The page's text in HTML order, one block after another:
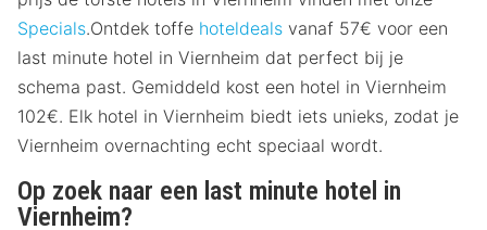
Specials.Ontdek toffe hoteldeals vanaf 57€ voor een
last minute hotel in Viernheim dat perfect bij je
schema past. Gemiddeld kost een hotel in Viernheim
102€. Elk hotel in Viernheim biedt iets unieks, zodat je
Viernheim overnachting echt speciaal wordt.
Op zoek naar een last minute hotel in
Viernheim?